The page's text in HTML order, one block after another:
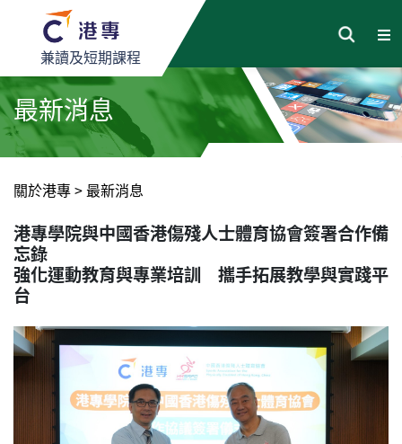
兼讀及短期課程
最新消息
關於港專> 最新消息
港專學院與中國香港傷殘人士體育協會簽署合作備
忘錄
強化運動教育與專業培訓 攜手拓展教學與實踐平
台